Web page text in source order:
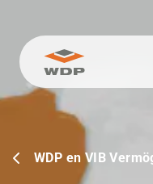
Ga naar inhoud
WDP en VIB